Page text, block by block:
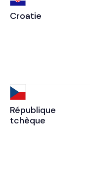
Croatie
République
tchèque